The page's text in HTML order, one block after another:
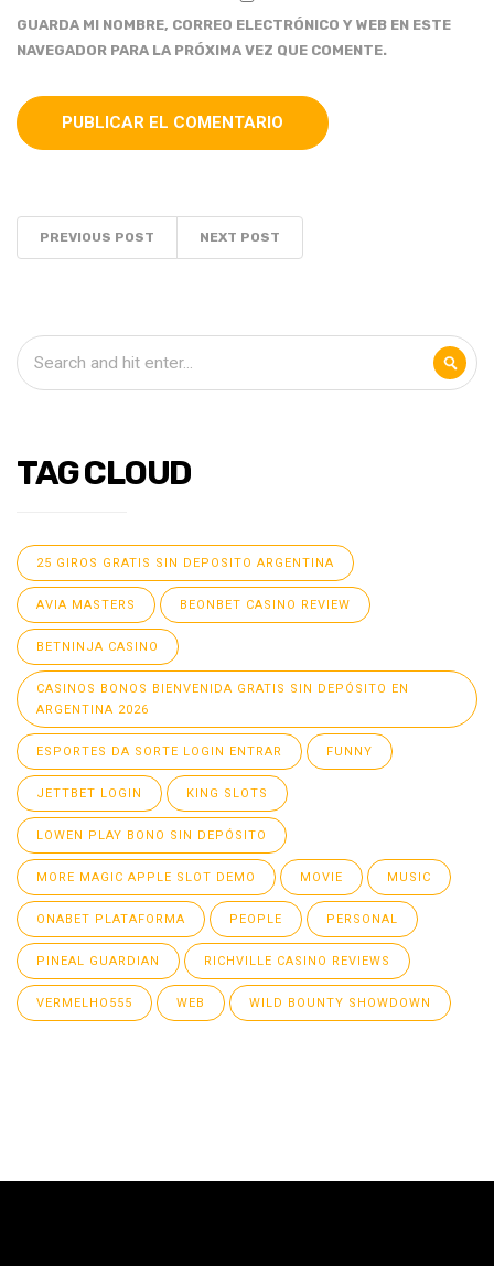
GUARDA MI NOMBRE, CORREO ELECTRÓNICO Y WEB EN ESTE
NAVEGADOR PARA LA PRÓXIMA VEZ QUE COMENTE.
PREVIOUS POST NEXT POST
TAG CLOUD
25 GIROS GRATIS SIN DEPOSITO ARGENTINA
AVIA MASTERS BEONBET CASINO REVIEW
BETNINJA CASINO
CASINOS BONOS BIENVENIDA GRATIS SIN DEPÓSITO EN
ARGENTINA 2026
ESPORTES DA SORTE LOGIN ENTRAR FUNNY
JETTBET LOGIN KING SLOTS
LOWEN PLAY BONO SIN DEPÓSITO
MORE MAGIC APPLE SLOT DEMO MOVIE MUSIC
ONABET PLATAFORMA PEOPLE PERSONAL
PINEAL GUARDIAN RICHVILLE CASINO REVIEWS
VERMELHO555 WEB WILD BOUNTY SHOWDOWN